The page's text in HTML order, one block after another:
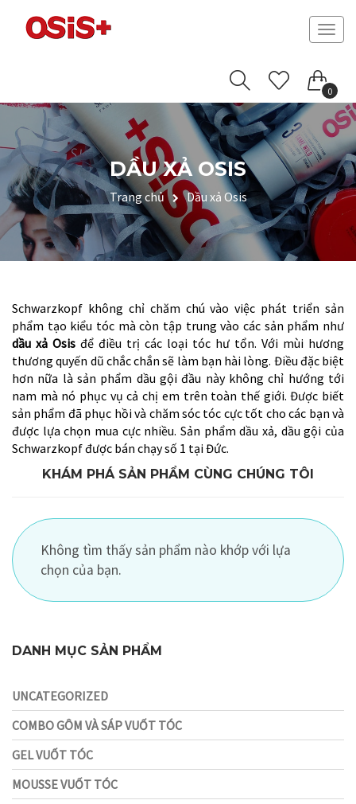
0
DẦU XẢ OSIS
Trang chủ Dầu xả Osis
Schwarzkopf không chỉ chăm chú vào việc phát triển sản
phẩm tạo kiểu tóc mà còn tập trung vào các sản phẩm như
dầu xả Osis để điều trị các loại tóc hư tổn. Với mùi hương
thương quyến dũ chắc chắn sẽ làm bạn hài lòng. Điều đặc biệt
hơn nữa là sản phẩm dầu gội đầu này không chỉ hướng tới
nam mà nó phục vụ cả chị em trên toàn thế giới. Được biết
sản phẩm đã phục hồi và chăm sóc tóc cực tốt cho các bạn và
được lựa chọn mua cực nhiều. Sản phẩm dầu xả, dầu gội của
Schwarzkopf được bán chạy số 1 tại Đức.
KHÁM PHÁ SẢN PHẨM CÙNG CHÚNG TÔI
Không tìm thấy sản phẩm nào khớp với lựa
chọn của bạn.
DANH MỤC SẢN PHẨM
UNCATEGORIZED
COMBO GÔM VÀ SÁP VUỐT TÓC
GEL VUỐT TÓC
MOUSSE VUỐT TÓC